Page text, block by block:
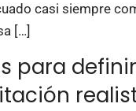
casi siempre
[…]
para